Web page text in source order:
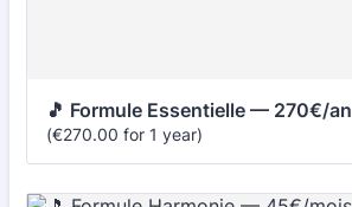
🎵 Formule Essentielle — 270€/an
(€270.00
€270.00 for 1 year)